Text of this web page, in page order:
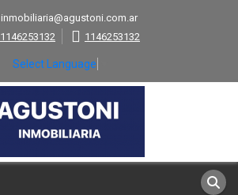
inmobiliaria@agustoni.com.ar
1146253132
1146253132
Select Language